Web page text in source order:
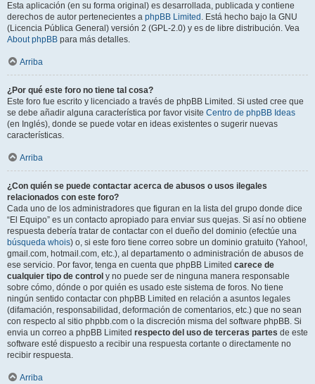
Esta aplicación (en su forma original) es desarrollada, publicada y contiene
derechos de autor pertenecientes a phpBB Limited . Está hecho bajo la GNU
(Licencia Pública General) versión 2 (GPL-2.0) y es de libre distribución. Vea
About phpBB para más detalles.
Arriba
¿Por qué este foro no tiene tal cosa?
Este foro fue escrito y licenciado a través de phpBB Limited. Si usted cree que
se debe añadir alguna característica por favor visite Centro de phpBB Ideas
(en Inglés), donde se puede votar en ideas existentes o sugerir nuevas
características.
Arriba
¿Con quién se puede contactar acerca de abusos o usos ilegales
relacionados con este foro?
Cada uno de los administradores que figuran en la lista del grupo donde dice
“El Equipo” es un contacto apropiado para enviar sus quejas. Si así no obtiene
respuesta debería tratar de contactar con el dueño del dominio (efectúe una
búsqueda whois) o, si este foro tiene correo sobre un dominio gratuito (Yahoo!,
gmail.com, hotmail.com, etc.), al departamento o administración de abusos de
ese servicio. Por favor, tenga en cuenta que phpBB Limited carece de
cualquier tipo de control y no puede ser de ninguna manera responsable
sobre cómo, dónde o por quién es usado este sistema de foros. No tiene
ningún sentido contactar con phpBB Limited en relación a asuntos legales
(difamación, responsabilidad, deformación de comentarios, etc.) que no sean
con respecto al sitio phpbb.com o la discreción misma del software phpBB. Si
envia un correo a phpBB Limited respecto del uso de terceras partes de este
software esté dispuesto a recibir una respuesta cortante o directamente no
recibir respuesta.
Arriba